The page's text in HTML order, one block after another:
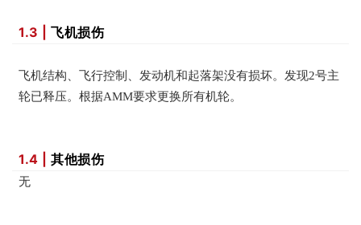
1.3 | 飞机损伤
飞机结构、飞行控制、发动机和起落架没有损坏。发现2号主
轮已释压。根据AMM要求更换所有机轮。
1.4 | 其他损伤
无